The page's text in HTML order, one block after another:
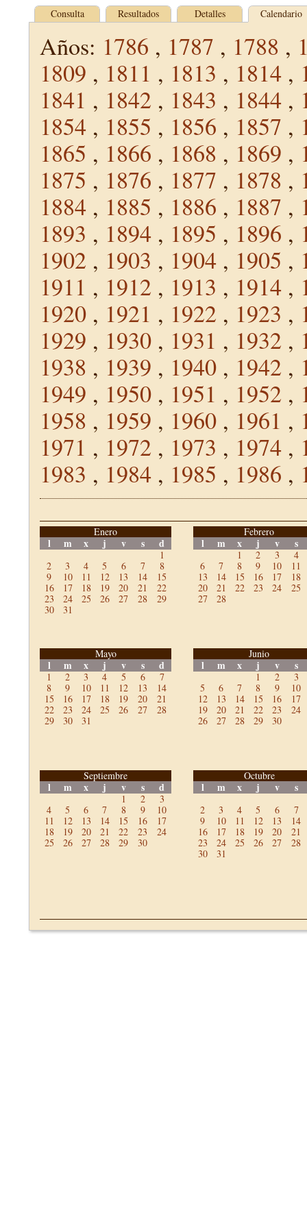
Consulta Resultados Detalles Calendario
Años: 1786 , 1787 , 1788 ,
1809 , 1811 , 1813 , 1814 ,
1841 , 1842 , 1843 , 1844 ,
1854 , 1855 , 1856 , 1857 ,
1865 , 1866 , 1868 , 1869 ,
1875 , 1876 , 1877 , 1878 ,
1884 , 1885 , 1886 , 1887 ,
1893 , 1894 , 1895 , 1896 ,
1902 , 1903 , 1904 , 1905 ,
1911 , 1912 , 1913 , 1914 ,
1920 , 1921 , 1922 , 1923 ,
1929 , 1930 , 1931 , 1932 ,
1938 , 1939 , 1940 , 1942 ,
1949 , 1950 , 1951 , 1952 ,
1958 , 1959 , 1960 , 1961 ,
1971 , 1972 , 1973 , 1974 ,
1983 , 1984 , 1985 , 1986 ,
Enero
l m x j v s d
1
2
3 4 5 6 7
8
9
10 11 12 13 14
15
16
17 18 19 20 21
22
23
24 25 26 27 28
29
30
31
Febrero
l m x j v s
1 2 3
4
6
7 8 9 10
11
13
14 15 16 17
18
20
21 22 23 24
25
27
28
Mayo
l m x j v s d
1 2 3 4 5 6
7
8
9 10 11 12 13
14
15
16 17 18 19 20
21
22
23 24 25 26 27
28
29
30 31
Junio
l m x j v s
1 2
3
5
6 7 8 9
10
12
13 14 15 16
17
19
20 21 22 23
24
26
27 28 29 30
Septiembre
l m x j v s d
1 2
3
4
5 6 7 8 9
10
11
12 13 14 15 16
17
18
19 20 21 22 23
24
25
26 27 28 29 30
Octubre
l m x j v s
2 3 4 5 6
7
9
10 11 12 13
14
16
17 18 19 20
21
23
24 25 26 27
28
30
31